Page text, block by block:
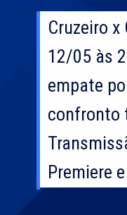
Cruzeiro
12/05 às
empate
confronto
Premiere
Cruzeiro
12/05 às
empate
confronto
Premiere